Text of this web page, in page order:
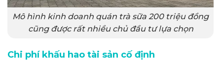
Mô hình kinh doanh quán trà sữa 200 triệu đồng
cũng được rất nhiều chủ đầu tư lựa chọn
Chi phí khấu hao tài sản cố định